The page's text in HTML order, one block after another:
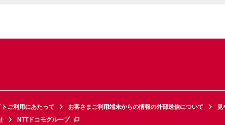
トご利用にあたって お客さまご利用端末からの情報の外部送信について
見
NTTドコモグループ